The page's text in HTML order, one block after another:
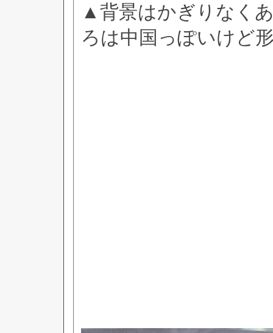
▲背景はかぎりなく
ろは中国っぽいけど